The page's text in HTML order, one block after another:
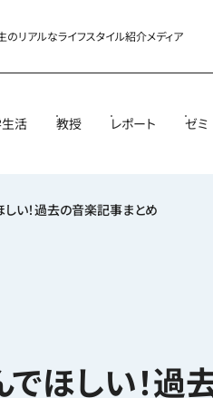
のリアルなライフスタイル紹介メディア
活 教授 レポート ゼミ
い！過去の音楽記事まとめ
ほしい！過